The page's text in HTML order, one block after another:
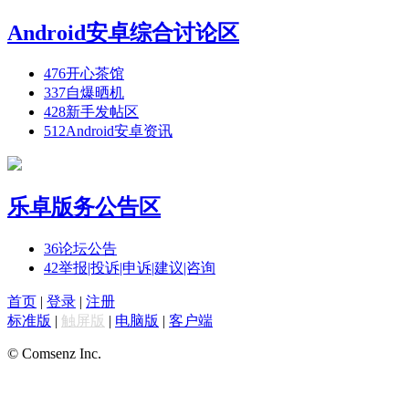
Android安卓综合讨论区
476开心茶馆
337自爆晒机
428新手发帖区
512Android安卓资讯
乐卓版务公告区
36论坛公告
42举报|投诉|申诉|建议|咨询
首页 | 登录 | 注册
标准版 | 触屏版 | 电脑版 | 客户端
© Comsenz Inc.